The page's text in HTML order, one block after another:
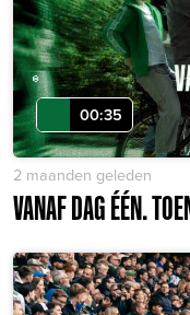
00:35
2 maanden geleden
VANAF DAG ÉÉN.